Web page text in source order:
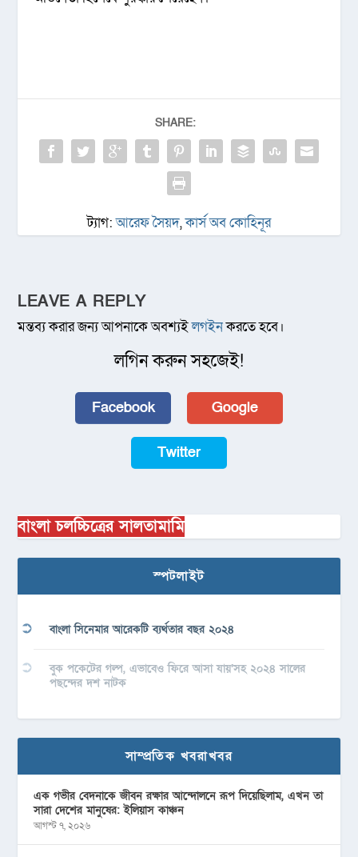
SHARE:
ট্যাগ:আরেফ সৈয়দ,কার্স অব কোহিনূর
LEAVE A REPLY
মন্তব্য করার জন্য আপনাকে অবশ্যইলগইনকরতে হবে।
লগিন করুন সহজেই!
Facebook Google
Twitter
বাংলা চলচ্চিত্রের সালতামামি
স্পটলাইট
বাংলা সিনেমার আরেকটি ব্যর্থতার বছর ২০২৪
বুক পকেটের গল্প, এভাবেও ফিরে আসা যায়’সহ ২০২৪ সালের
পছন্দের দশ নাটক
সাম্প্রতিক খবরাখবর
এক গভীর বেদনাকে জীবন রক্ষার আন্দোলনে রূপ দিয়েছিলাম, এখন তা
সারা দেশের মানুষের: ইলিয়াস কাঞ্চন
আগস্ট ৭, ২০২৬